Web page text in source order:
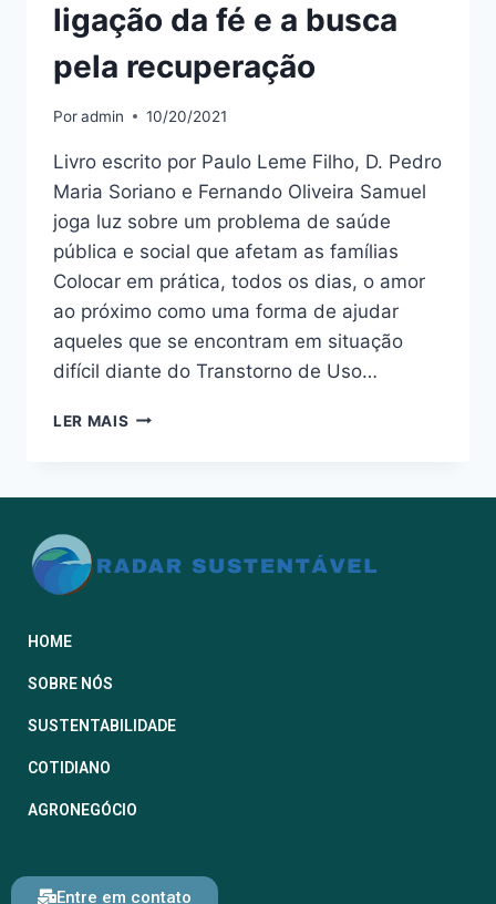
ligação da fé e a busca
pela recuperação
Poradmin 10/20/2021
Livro escrito por Paulo Leme Filho, D. Pedro
Maria Soriano e Fernando Oliveira Samuel
joga luz sobre um problema de saúde
pública e social que afetam as famílias
Colocar em prática, todos os dias, o amor
ao próximo como uma forma de ajudar
aqueles que se encontram em situação
difícil diante do Transtorno de Uso…
LER MAIS
HOME
SOBRE NÓS
SUSTENTABILIDADE
COTIDIANO
AGRONEGÓCIO
Entre em contato